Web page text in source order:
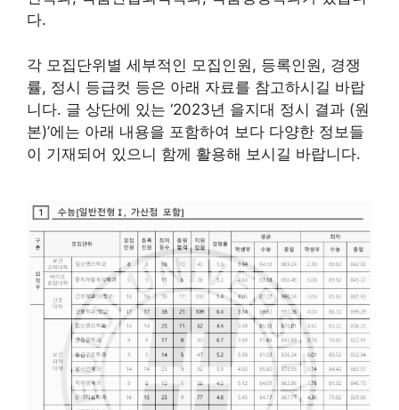
다.
각 모집단위별 세부적인 모집인원, 등록인원, 경쟁
률, 정시 등급컷 등은 아래 자료를 참고하시길 바랍
니다. 글 상단에 있는 ‘2023년 을지대 정시 결과 (원
본)’에는 아래 내용을 포함하여 보다 다양한 정보들
이 기재되어 있으니 함께 활용해 보시길 바랍니다.